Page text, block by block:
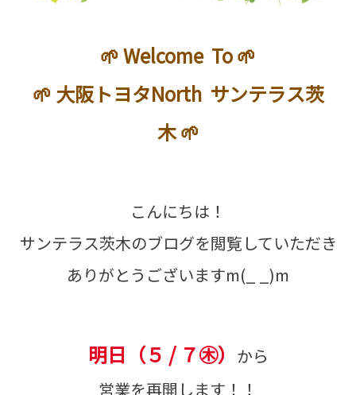
🌱 Welcome To 🌱
🌱 大阪トヨタNorth サンテラス茨
木 🌱
こんにちは！
サンテラス茨木のブログを閲覧していただき
ありがとうございますm(_ _)m
明日（５ / ７㊍） から
営業を再開します！！